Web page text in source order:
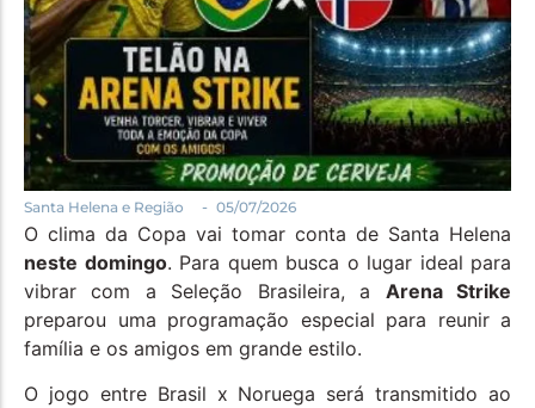
Santa Helena e Região - 05/07/2026
O clima da Copa vai tomar conta de Santa Helena
neste domingo. Para quem busca o lugar ideal para
vibrar com a Seleção Brasileira, a Arena Strike
preparou uma programação especial para reunir a
família e os amigos em grande estilo.
O jogo entre Brasil x Noruega será transmitido ao